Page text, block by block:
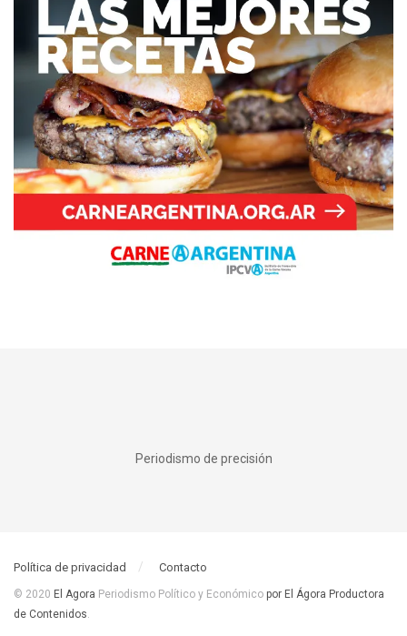
Periodismo de precisión
Política de privacidad Contacto
© 2020 El Agora Periodismo Político y Económico por El Ágora Productora
de Contenidos.